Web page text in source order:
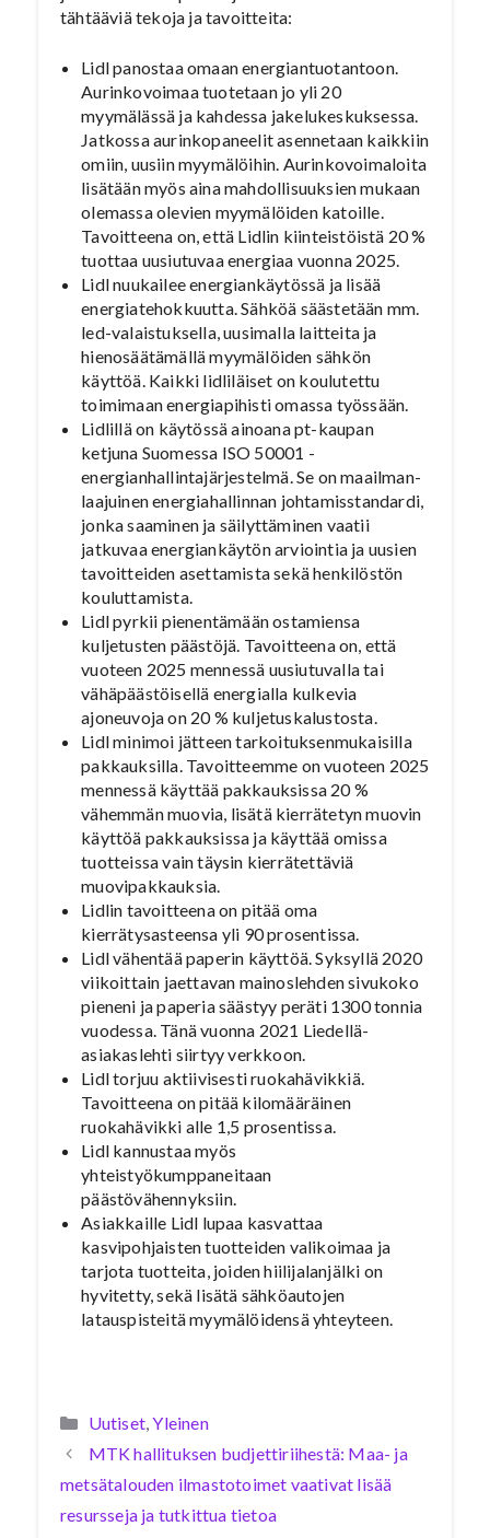
tähtääviä tekoja ja tavoitteita:
Lidl panostaa omaan energiantuotantoon.
Aurinkovoimaa tuotetaan jo yli 20
myymälässä ja kahdessa jakelukeskuksessa.
Jatkossa aurinkopaneelit asennetaan kaikkiin
omiin, uusiin myymälöihin. Aurinkovoimaloita
lisätään myös aina mahdollisuuksien mukaan
olemassa olevien myymälöiden katoille.
Tavoitteena on, että Lidlin kiinteistöistä 20 %
tuottaa uusiutuvaa energiaa vuonna 2025.
Lidl nuukailee energiankäytössä ja lisää
energiatehokkuutta. Sähköä säästetään mm.
led-valaistuksella, uusimalla laitteita ja
hienosäätämällä myymälöiden sähkön
käyttöä. Kaikki lidliläiset on koulutettu
toimimaan energiapihisti omassa työssään.
Lidlillä on käytössä ainoana pt-kaupan
ketjuna Suomessa ISO 50001 -
energianhallintajärjestelmä. Se on maailman­
laajuinen energiahallinnan johtamisstandardi,
jonka saaminen ja säilyttäminen vaatii
jatkuvaa energiankäytön arviointia ja uusien
tavoitteiden asettamista sekä henkilöstön
kouluttamista.
Lidl pyrkii pienentämään ostamiensa
kuljetusten päästöjä. Tavoitteena on, että
vuoteen 2025 mennessä uusiutuvalla tai
vähäpäästöisellä energialla kulkevia
ajoneuvoja on 20 % kuljetuskalustosta.
Lidl minimoi jätteen tarkoituksenmukaisilla
pakkauksilla. Tavoitteemme on vuoteen 2025
mennessä käyttää pakkauksissa 20 %
vähemmän muovia, lisätä kierrätetyn muovin
käyttöä pakkauksissa ja käyttää omissa
tuotteissa vain täysin kierrätettäviä
muovipakkauksia.
Lidlin tavoitteena on pitää oma
kierrätysasteensa yli 90 prosentissa.
Lidl vähentää paperin käyttöä. Syksyllä 2020
viikoittain jaettavan mainoslehden sivukoko
pieneni ja paperia säästyy peräti 1300 tonnia
vuodessa. Tänä vuonna 2021 Liedellä-
asiakaslehti siirtyy verkkoon.
Lidl torjuu aktiivisesti ruokahävikkiä.
Tavoitteena on pitää kilomääräinen
ruokahävikki alle 1,5 prosentissa.
Lidl kannustaa myös
yhteistyökumppaneitaan
päästövähennyksiin.
Asiakkaille Lidl lupaa kasvattaa
kasvipohjaisten tuotteiden valikoimaa ja
tarjota tuotteita, joiden hiilijalanjälki on
hyvitetty, sekä lisätä sähköautojen
latauspisteitä myymälöidensä yhteyteen.
Kategoriat
Uutiset,Yleinen
MTK hallituksen budjettiriihestä: Maa- ja
metsätalouden ilmastotoimet vaativat lisää
resursseja ja tutkittua tietoa